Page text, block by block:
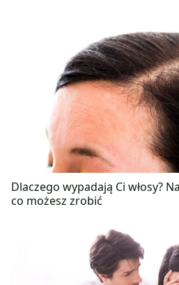
Dlaczego wypadają Ci włosy?
co możesz zrobić